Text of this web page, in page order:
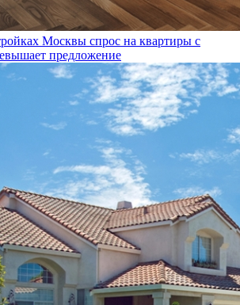
Москвы спрос на квартиры с
предложение